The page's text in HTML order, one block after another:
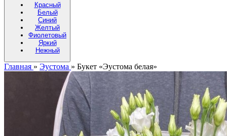
Красный
Белый
Синий
Желтый
Фиолетовый
Яркий
Нежный
Главная » Эустома » Букет «Эустома белая»